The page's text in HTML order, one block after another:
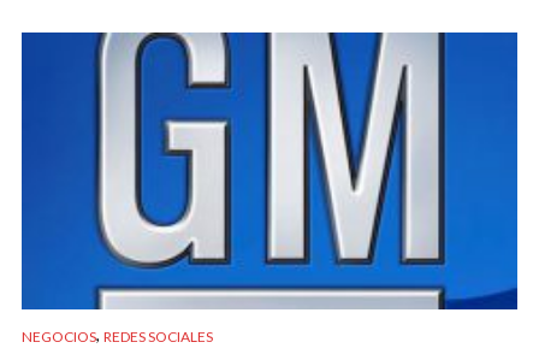
NEGOCIOS, REDES SOCIALES